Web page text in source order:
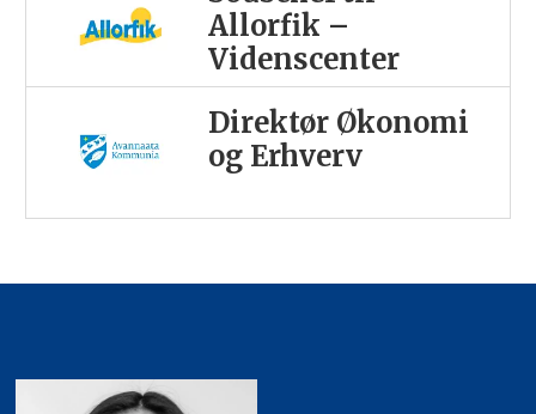
Allorfik –
Videnscenter
Direktør Økonomi
og Erhverv